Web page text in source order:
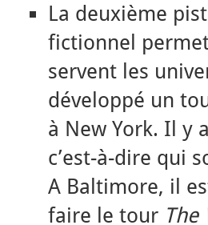
La deuxième
fictionnel
servent les
développé un
à New York. Il y
c’est-à-dire qui
A Baltimore, il
faire le tour The